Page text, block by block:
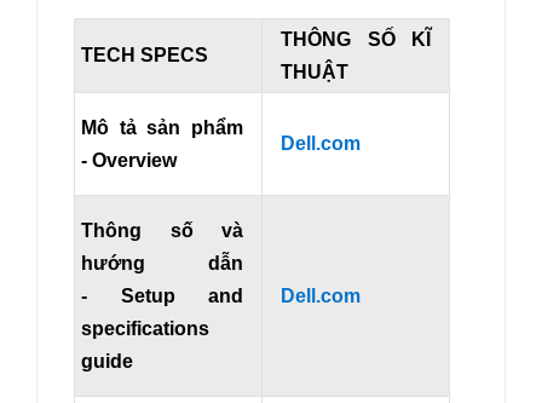
TECH SPECS
THÔNG SỐ KĨ
THUẬT
Mô tả sản phẩm
- Overview
Dell.com
Thông số và
hướng dẫn
- Setup and
specifications
guide
Dell.com